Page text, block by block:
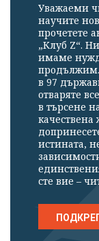
Уважаеми
научите
прочетете
„Клуб Z“.
имаме
в 97
отваряте
в търсене
истината,
сте вие –